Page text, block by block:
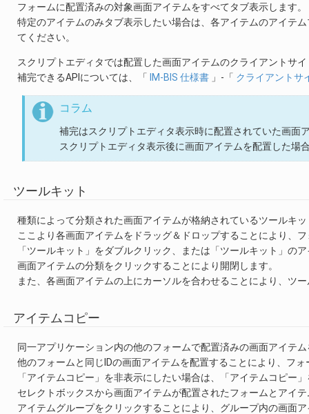
フォームに配置済みの対象画面アイテムをすべてタブ表示します。
特定のアイテムのみタブ表示したい場合は、各アイテムのアイテ
てください。
スクリプトエディタでは配置した画面アイテムのクライアントサ
補完できるAPIについては、「
IM-BIS 仕様書 」-「 クライアントサ
コラム
補完はスクリプトエディタ表示時に配置されていた画面
スクリプトエディタ表示後に画面アイテムを配置した
ツールキット
種類によって分類された画面アイテムが格納されているツールキ
ここより各画面アイテムをドラッグ＆ドロップすることにより、
「ツールキット」をダブルクリック、または「ツールキット」の
画面アイテムの分類をクリックすることにより開閉します。
また、各画面アイテムの上にカーソルを合わせることにより、ツ
アイテムコピー
同一アプリケーション内の他のフォームで配置済みの画面アイテ
他のフォームと同じIDの画面アイテムを配置することにより、フ
「アイテムコピー」を非表示にしたい場合は、「アイテムコピー
セレクトボックスから画面アイテムが配置されたフォームとアイ
アイテムグループをクリックすることにより、グループ内の画面